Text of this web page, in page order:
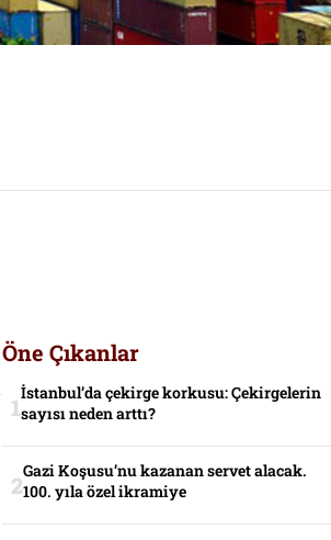
Öne Çıkanlar
İstanbul’da çekirge korkusu: Çekirgelerin
sayısı neden arttı?
Gazi Koşusu’nu kazanan servet alacak.
100. yıla özel ikramiye